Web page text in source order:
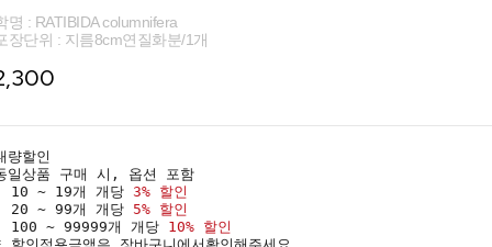
명 : RATIBIDA columnifera
장단위 : 지름8cm연질화분/1개
량할인
일상품 구매 시, 옵션 포함
10 ~ 19개 개당 3% 할인
20 ~ 99개 개당 5% 할인
100 ~ 99999개 개당 10% 할인